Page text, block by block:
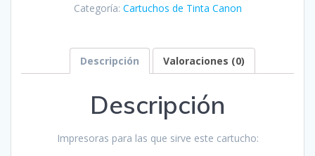
Compatible
cantidad
Categoría: Cartuchos de Tinta Canon
Descripción Valoraciones (0)
Descripción
Impresoras para las que sirve este cartucho: